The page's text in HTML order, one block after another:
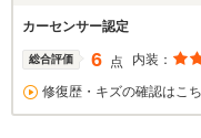
カーセンサー認定
総合評価 6 点 内装：
修復歴・キズの確認はこ